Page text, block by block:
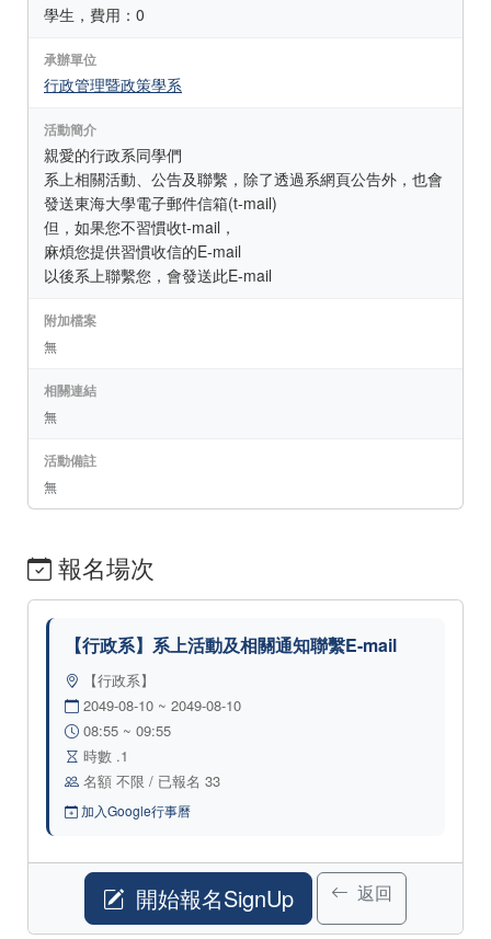
學生，費用：0
承辦單位
行政管理暨政策學系
活動簡介
親愛的行政系同學們
系上相關活動、公告及聯繫，除了透過系網頁公告外，也會
發送東海大學電子郵件信箱(t-mail)
但，如果您不習慣收t-mail，
麻煩您提供習慣收信的E-mail
以後系上聯繫您，會發送此E-mail
附加檔案
無
相關連結
無
活動備註
無
報名場次
【行政系】系上活動及相關通知聯繫E-mail
【行政系】
2049-08-10 ~ 2049-08-10
08:55 ~ 09:55
時數 .1
名額 不限 / 已報名 33
加入Google行事曆
開始報名SignUp 返回